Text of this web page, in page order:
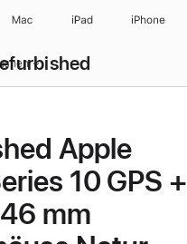
Mac iPad iPhone
Apple
10 GPS +
mm